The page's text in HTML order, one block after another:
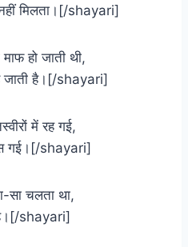
मिलता।[/shayari]
हो जाती थी,
जाती है।[/shayari]
में रह गई,
गई।[/shayari]
सा चलता था,
shayari]